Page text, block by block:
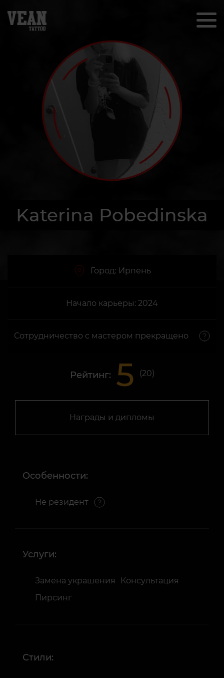
Katerina Pobedinska
Город: Ирпень
Начало карьеры: 2024
Сотрудничество с мастером прекращено
Рейтинг: 5 (20)
Награды и дипломы
Особенности:
Не резидент
Услуги:
Замена украшения
Консультация
Пирсинг
Стили: